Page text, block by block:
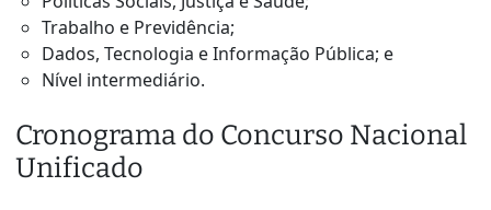
Trabalho e Previdência;
Dados, Tecnologia e Informação Pública; e
Nível intermediário.
Cronograma do Concurso Nacional
Unificado